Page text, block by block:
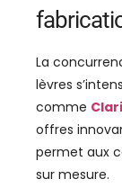
La
lèvres
comme
offres
permet aux
sur mesure.